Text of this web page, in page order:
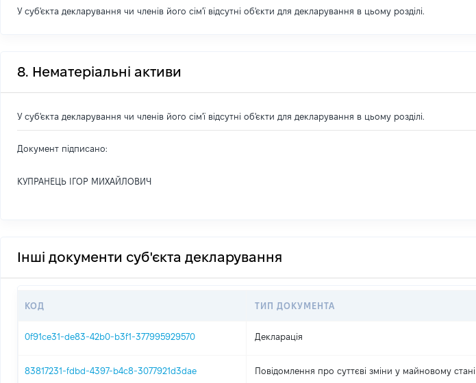
У суб'єкта декларування чи членів його сім'ї відсутні об'єкти для декларування в цьому розділі.
8. Нематеріальні активи
У суб'єкта декларування чи членів його сім'ї відсутні об'єкти для декларування в цьому розділі.
Документ підписано:
КУПРАНЕЦЬ ІГОР МИХАЙЛОВИЧ
Інші документи суб'єкта декларування
КОД ТИП ДОКУМЕНТА
0f91ce31-de83-42b0-b3f1-377995929570 Декларація
83817231-fdbd-4397-b4c8-3077921d3dae Повідомлення про суттєві зміни y майновому стані